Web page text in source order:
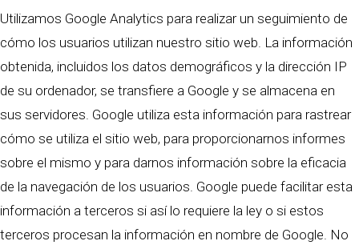
Utilizamos Google Analytics para realizar un seguimiento de
cómo los usuarios utilizan nuestro sitio web. La información
obtenida, incluidos los datos demográficos y la dirección IP
de su ordenador, se transfiere a Google y se almacena en
sus servidores. Google utiliza esta información para rastrear
cómo se utiliza el sitio web, para proporcionarnos informes
sobre el mismo y para darnos información sobre la eficacia
de la navegación de los usuarios. Google puede facilitar esta
información a terceros si así lo requiere la ley o si estos
terceros procesan la información en nombre de Google. No